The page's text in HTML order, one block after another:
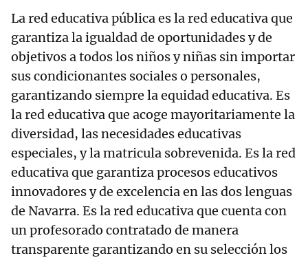
La red educativa pública es la red educativa que
garantiza la igualdad de oportunidades y de
objetivos a todos los niños y niñas sin importar
sus condicionantes sociales o personales,
garantizando siempre la equidad educativa. Es
la red educativa que acoge mayoritariamente la
diversidad, las necesidades educativas
especiales, y la matricula sobrevenida. Es la red
educativa que garantiza procesos educativos
innovadores y de excelencia en las dos lenguas
de Navarra. Es la red educativa que cuenta con
un profesorado contratado de manera
transparente garantizando en su selección los